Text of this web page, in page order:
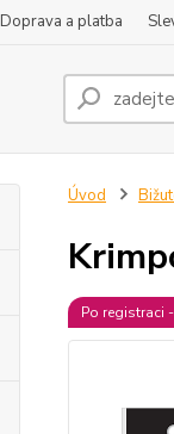
Doprava a platba
Úvod
Po registraci